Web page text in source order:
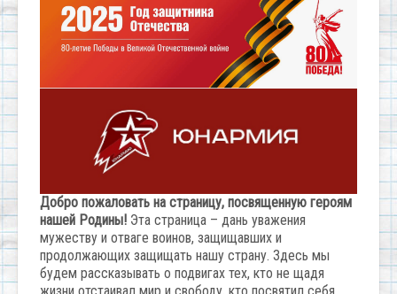
Добро пожаловать на страницу, посвященную героям
нашей Родины! Эта страница – дань уважения
мужеству и отваге воинов, защищавших и
продолжающих защищать нашу страну. Здесь мы
будем рассказывать о подвигах тех, кто не щадя